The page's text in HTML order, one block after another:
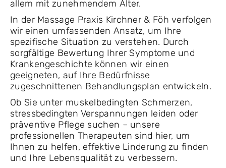
allem mit zunehmendem Alter.
In der Massage Praxis Kirchner & Föh verfolgen
wir einen umfassenden Ansatz, um Ihre
spezifische Situation zu verstehen. Durch
sorgfältige Bewertung Ihrer Symptome und
Krankengeschichte können wir einen
geeigneten, auf Ihre Bedürfnisse
zugeschnittenen Behandlungsplan entwickeln.
Ob Sie unter muskelbedingten Schmerzen,
stressbedingten Verspannungen leiden oder
präventive Pflege suchen – unsere
professionellen Therapeuten sind hier, um
Ihnen zu helfen, effektive Linderung zu finden
und Ihre Lebensqualität zu verbessern.